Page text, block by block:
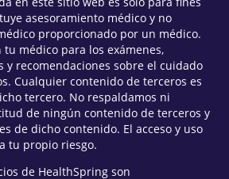
asesoramiento médico y no
proporcionado por un médico.
médico para los exámenes,
y recomendaciones sobre el cuidado
Cualquier contenido de terceros es
tercero. No respaldamos ni
de ningún contenido de terceros y
de dicho contenido. El acceso y uso
tu propio riesgo.
de HealthSpring son